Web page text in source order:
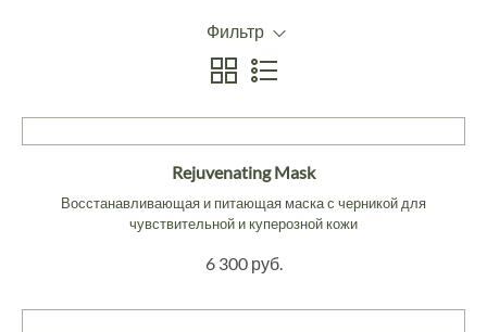
Фильтр
Rejuvenating Mask
Восстанавливающая и питающая маска с черникой для
чувствительной и куперозной кожи
6 300 руб.